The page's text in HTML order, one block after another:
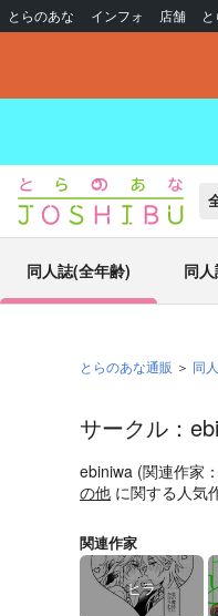
とらのあな インフォ 店舗
同人誌(全年齢) 同
とらのあな通販 同
サークル：
ebiniwa (関連作家：
の他 に関する人気
関連作家
ヒラ